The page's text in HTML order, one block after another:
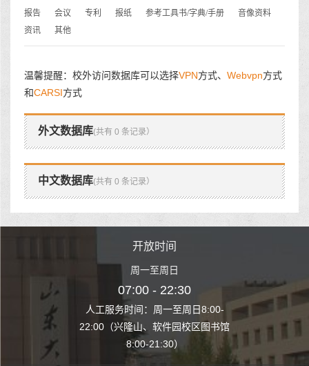
报告
会议 专利 报纸 参考工具书/字典/手册
音像资料
资讯
其他
温馨提醒：校外访问数据库可以选择VPN方式、 Webvpn方式
和CARSI方式
外文数据库(共有 0 条记录）
中文数据库(共有 0 条记录）
至周日8:00-
园校区图书馆
开放时间
周一至周日
07:00 - 22:30
人工服务时间：周一至周日8:00-
22:00（兴隆山、软件园校区图书馆
8:00-21:30）
人工服务时间
22:00（兴隆山